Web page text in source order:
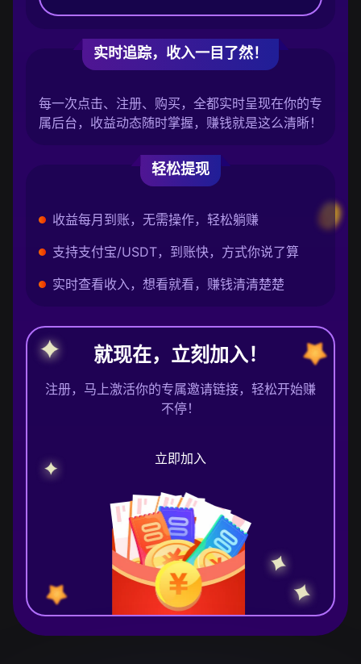
实时追踪，收入一目了然！
每一次点击、注册、购买，全都实时呈现在你的专
属后台，收益动态随时掌握，赚钱就是这么清晰！
轻松提现
收益每月到账，无需操作，轻松躺赚
支持支付宝/USDT，到账快，方式你说了算
实时查看收入，想看就看，赚钱清清楚楚
就现在，立刻加入！
注册，马上激活你的专属邀请链接，轻松开始赚
不停！
立即加入